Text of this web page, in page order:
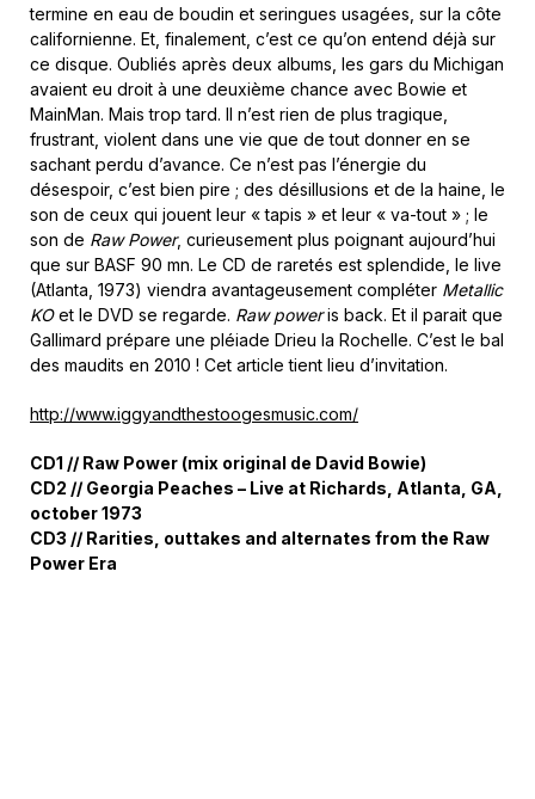
termine en eau de boudin et seringues usagées, sur la côte
californienne. Et, finalement, c’est ce qu’on entend déjà sur
ce disque. Oubliés après deux albums, les gars du Michigan
avaient eu droit à une deuxième chance avec Bowie et
MainMan. Mais trop tard. Il n’est rien de plus tragique,
frustrant, violent dans une vie que de tout donner en se
sachant perdu d’avance. Ce n’est pas l’énergie du
désespoir, c’est bien pire ; des désillusions et de la haine, le
son de ceux qui jouent leur « tapis » et leur « va-tout » ; le
son de Raw Power, curieusement plus poignant aujourd’hui
que sur BASF 90 mn. Le CD de raretés est splendide, le live
(Atlanta, 1973) viendra avantageusement compléter Metallic
KOet le DVD se regarde. Raw poweris back. Et il parait que
Gallimard prépare une pléiade Drieu la Rochelle. C’est le bal
des maudits en 2010 ! Cet article tient lieu d’invitation.
http://www.iggyandthestoogesmusic.com/
CD1 // Raw Power (mix original de David Bowie)
CD2 // Georgia Peaches – Live at Richards, Atlanta, GA,
october 1973
CD3 // Rarities, outtakes and alternates from the Raw
Power Era